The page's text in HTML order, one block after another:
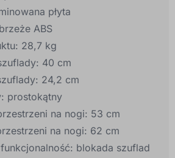
płyta
ABS
28,7 kg
40 cm
24,2 cm
prostokątny
na nogi: 53 cm
na nogi: 62 cm
blokada szuflad